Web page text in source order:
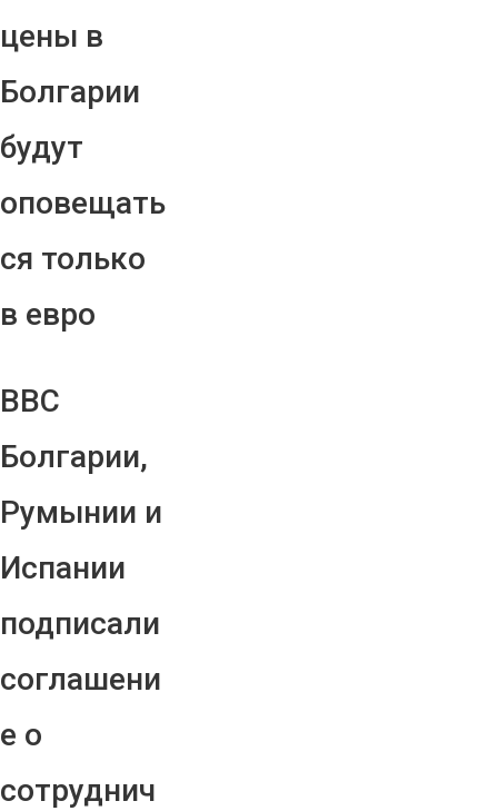
цены в
Болгарии
будут
оповещать
ся только
в евро
ВВС
Болгарии,
Румынии и
Испании
подписали
соглашени
е о
сотруднич